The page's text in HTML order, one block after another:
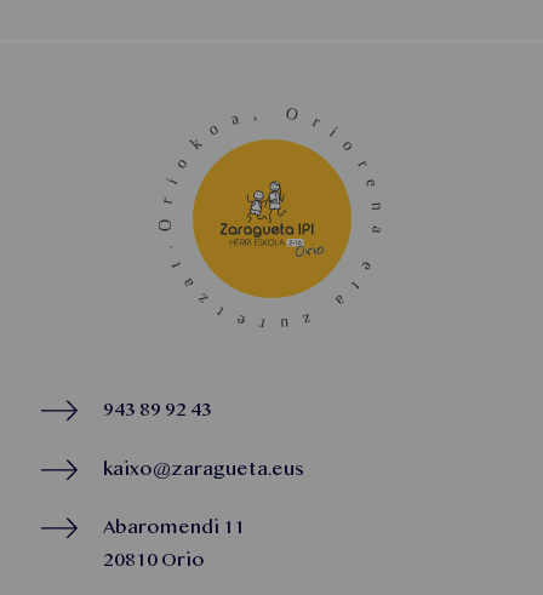
943 89 92 43
kaixo@zaragueta.eus
Abaromendi 11
20810 Orio